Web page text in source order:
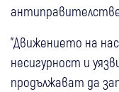
"Движението на
несигурност и
продължават да